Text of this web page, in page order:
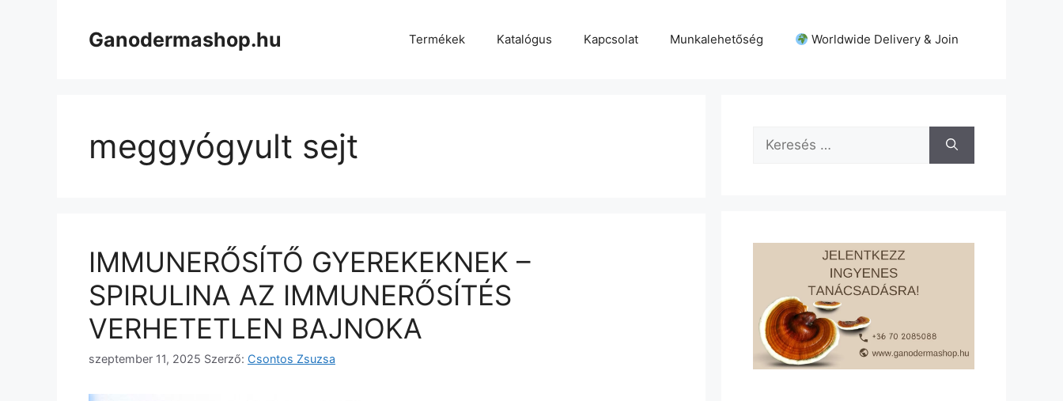
Ganodermashop.hu Termékek Katalógus Kapcsolat Munkalehetőség Worldwide Delivery & Join
meggyógyult sejt
IMMUNERŐSÍTŐ GYEREKEKNEK –
SPIRULINA AZ IMMUNERŐSÍTÉS
VERHETETLEN BAJNOKA
szeptember 11, 2025 Szerző: Csontos Zsuzsa
Keresés: